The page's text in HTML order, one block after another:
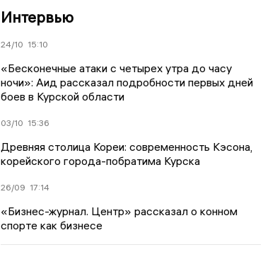
Интервью
24/10 15:10
«Бесконечные атаки с четырех утра до часу
ночи»: Аид рассказал подробности первых дней
боев в Курской области
03/10 15:36
Древняя столица Кореи: современность Кэсона,
корейского города-побратима Курска
26/09 17:14
«Бизнес-журнал. Центр» рассказал о конном
спорте как бизнесе